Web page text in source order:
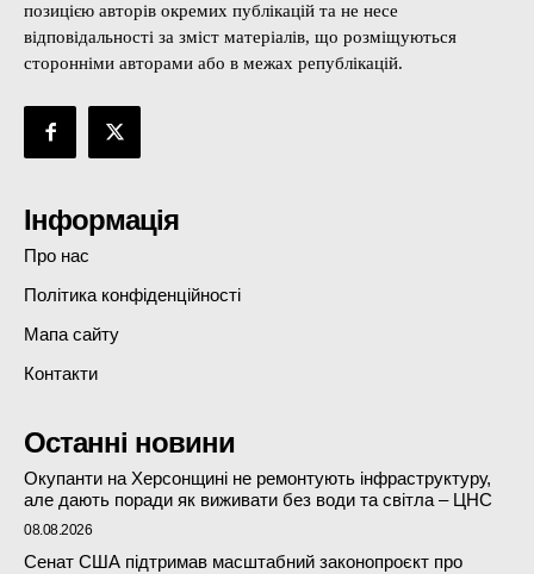
позицією авторів окремих публікацій та не несе
відповідальності за зміст матеріалів, що розміщуються
сторонніми авторами або в межах републікацій.
Інформація
Про нас
Політика конфіденційності
Мапа сайту
Контакти
Останні новини
Окупанти на Херсонщині не ремонтують інфраструктуру,
але дають поради як виживати без води та світла – ЦНС
08.08.2026
Сенат США підтримав масштабний законопроєкт про